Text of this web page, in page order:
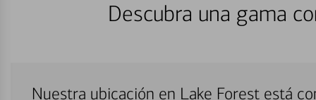
Descubra una gama
Nuestra ubicación en Lake Forest está